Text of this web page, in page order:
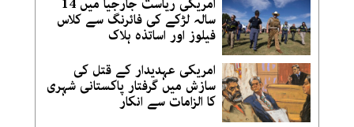
امریکی ریاست جارجیا میں 14
سالہ لڑکے کی فائرنگ سے کلاس
فیلوز اور اساتذہ ہلاک
امریکی عہدیدار کے قتل کی
سازش میں گرفتار پاکستانی شہری
کا الزامات سے انکار